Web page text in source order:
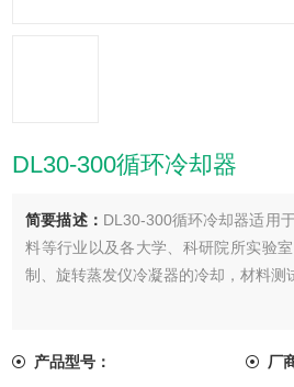
DL30-300循环冷却器
简要描述： DL30-300循环冷却器适用
料等行业以及各大学、科研院所实验
制、旋转蒸发仪冷凝器的冷却，材料测
产品型号： 厂